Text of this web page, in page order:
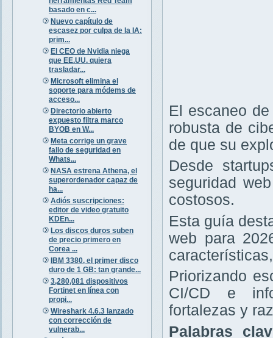
basado en c...
Nuevo capítulo de
escasez por culpa de la IA:
prim...
El CEO de Nvidia niega
que EE.UU. quiera
trasladar...
Microsoft elimina el
soporte para módems de
acceso...
Directorio abierto
expuesto filtra marco
BYOB en W...
Meta corrige un grave
fallo de seguridad en
Whats...
NASA estrena Athena, el
superordenador capaz de
ha...
Adiós suscripciones:
editor de video gratuito
KDEn...
Los discos duros suben
de precio primero en
Corea ...
IBM 3380, el primer disco
duro de 1 GB: tan grande...
3,280,081 dispositivos
Fortinet en línea con
propi...
Wireshark 4.6.3 lanzado
con corrección de
vulnerab...
El escaneo
robusta de
de que su
Desde
seguridad
costosos.
Esta guía
web para
Priorizando
CI/CD e
fortalezas y
Palabras